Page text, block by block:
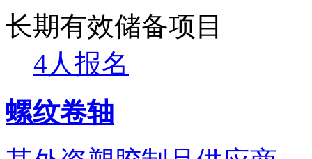
长期有效储备项目
4人报名
螺纹卷轴